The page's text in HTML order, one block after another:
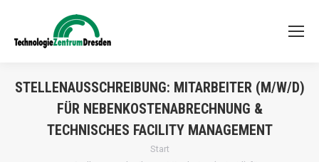
STELLENAUSSCHREIBUNG: MITARBEITER (M/W/D)
FÜR NEBENKOSTENABRECHNUNG &
TECHNISCHES FACILITY MANAGEMENT
Start